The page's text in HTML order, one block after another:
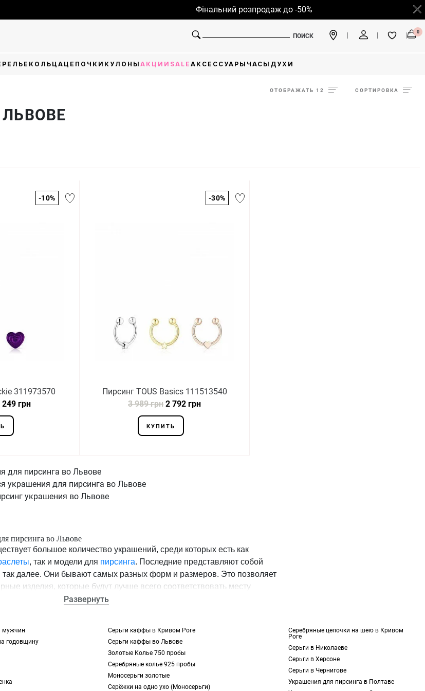
Фінальний розпродаж до -50%
ПОИСК
0
КОЛЬЦА ЦЕПОЧКИ КУЛОНЫ АКЦИИ SALE АКСЕССУАРЫ ЧАСЫ ДУХИ
ОТОБРАЖАТЬ 12 СОРТИРОВКА
-10%
311973570
249 грн
-30%
Пирсинг TOUS Basics 111513540
3 989 грн 2 792 грн
КУПИТЬ
для пирсинга во Львове
украшения для пирсинга во Львове
украшения во Львове
пирсинга во Львове
большое количество украшений, среди которых есть как
, так и модели для пирсинга. Последние представляют собой
так далее. Они бывают самых разных форм и размеров. Это позволяет
изделия, которые будут лучше всего соответствовать месту
стильные и изящные украшения для пирсинга, во Львове их можно
для пирсинга во Львове
этого типа мастера используют разные металлы, включая
свои особенности и преимущества, поэтому рассмотрим материалы
Развернуть
мужчин
годовщину
Серьги каффы в Кривом Роге
Серьги каффы во Львове
Золотые Колье 750 пробы
Серебряные колье 925 пробы
Моносерьги золотые
Серёжки на одно ухо (Моносерьги)
Серебряные цепочки на шею в Кривом
Роге
Серьги в Николаеве
Серьги в Херсоне
Серьги в Чернигове
Украшения для пирсинга в Полтаве